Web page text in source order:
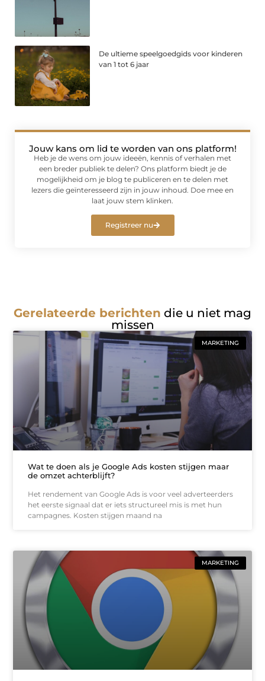
De ultieme speelgoedgids voor kinderen
van 1 tot 6 jaar
Jouw kans om lid te worden van ons platform!
Heb je de wens om jouw ideeën, kennis of verhalen met
een breder publiek te delen? Ons platform biedt je de
mogelijkheid om je blog te publiceren en te delen met
lezers die geïnteresseerd zijn in jouw inhoud. Doe mee en
laat jouw stem klinken.
Registreer nu
Gerelateerde berichten die u niet mag
missen
MARKETING
Wat te doen als je Google Ads kosten stijgen maar
de omzet achterblijft?
Het rendement van Google Ads is voor veel adverteerders
het eerste signaal dat er iets structureel mis is met hun
campagnes. Kosten stijgen maand na
MARKETING